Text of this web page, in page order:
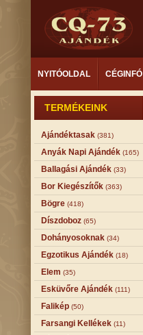
NYITÓOLDAL CÉGINFÓ
TERMÉKEINK
Ajándéktasak (381)
Anyák Napi Ajándék (165)
Ballagási Ajándék (33)
Bor Kiegészítők (363)
Bögre (418)
Díszdoboz (65)
Dohányosoknak (34)
Egzotikus Ajándék (18)
Elem (35)
Esküvőre Ajándék (111)
Falikép (50)
Farsangi Kellékek (11)